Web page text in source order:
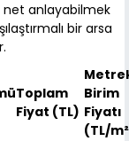
net anlayabilmek
bir arsa
Toplam
Fiyat (TL)
Birim
Fiyatı
(TL/